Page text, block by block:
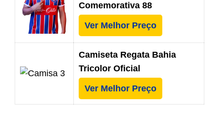
Comemorativa 88
Ver Melhor Preço
Camiseta Regata Bahia
Tricolor Oficial
Ver Melhor Preço